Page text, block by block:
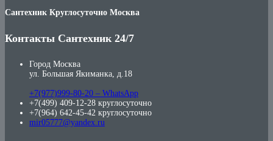
Сантехник Круглосуточно Москва
Контакты Сантехник 24/7
Город Москва
ул. Большая Якиманка, д.18
+7(977)999-80-20 – WhatsApp
+7(499) 409-12-28 круглосуточно
+7(964) 642-45-42 круглосуточно
mir05777@yandex.ru